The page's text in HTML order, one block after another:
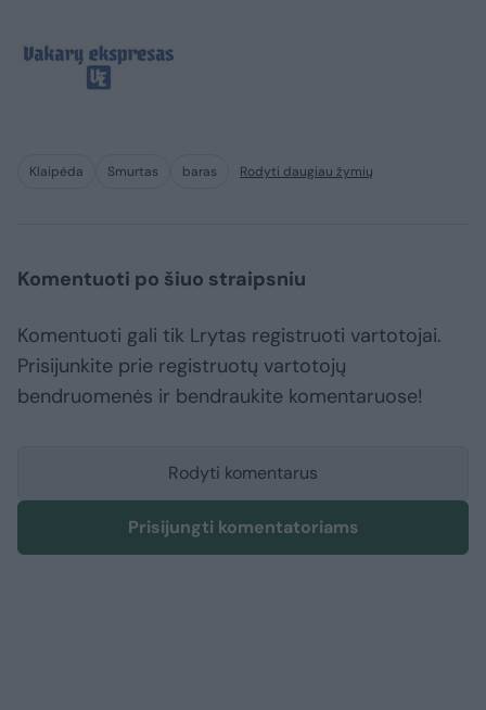
Klaipėda Smurtas baras Rodyti daugiau žymių
Komentuoti po šiuo straipsniu
Komentuoti gali tik Lrytas registruoti vartotojai.
Prisijunkite prie registruotų vartotojų
bendruomenės ir bendraukite komentaruose!
Rodyti komentarus
Prisijungti komentatoriams